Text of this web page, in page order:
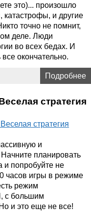
это)... произошло
катастрофы, и другие
точно не помнит,
деле. Люди
во всех бедах. И
окончательно.
Подробнее
стратегия
и
планировать
и попробуйте не
часов игры в режиме
режим
с большим
и это еще не все!